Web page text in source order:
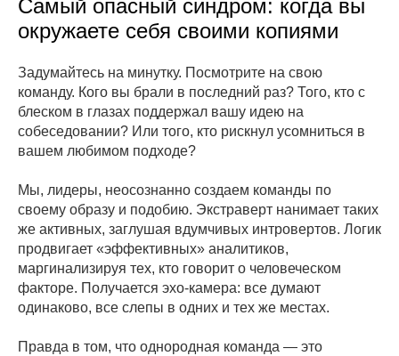
Самый опасный синдром: когда вы
окружаете себя своими копиями
Задумайтесь на минутку. Посмотрите на свою
команду. Кого вы брали в последний раз? Того, кто с
блеском в глазах поддержал вашу идею на
собеседовании? Или того, кто рискнул усомниться в
вашем любимом подходе?
Мы, лидеры, неосознанно создаем команды по
своему образу и подобию. Экстраверт нанимает таких
же активных, заглушая вдумчивых интровертов. Логик
продвигает «эффективных» аналитиков,
маргинализируя тех, кто говорит о человеческом
факторе. Получается эхо-камера: все думают
одинаково, все слепы в одних и тех же местах.
Правда в том, что однородная команда — это